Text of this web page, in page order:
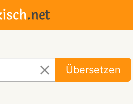
Übersetzen